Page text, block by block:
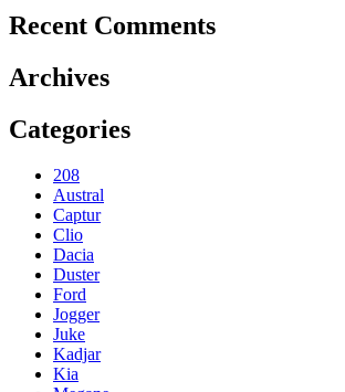
Recent Comments
Archives
Categories
208
Austral
Captur
Clio
Dacia
Duster
Ford
Jogger
Juke
Kadjar
Kia